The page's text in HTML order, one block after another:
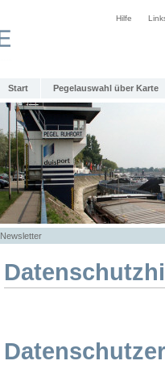
Hilfe
Start Pegelauswahl über Karte
Newsletter